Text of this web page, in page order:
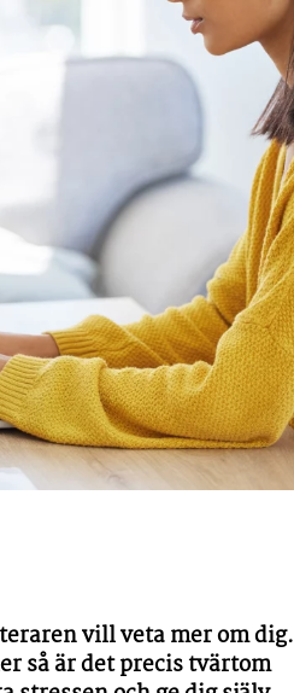
vill veta mer om dig.
så är det precis tvärtom